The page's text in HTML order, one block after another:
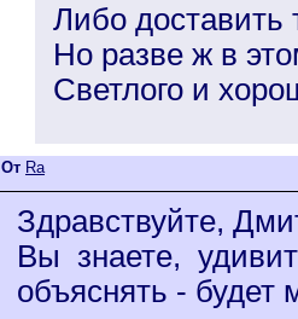
Либо доставить
Но разве ж в
Светлого и
От Ra
Здравствуйте,
Вы знаете,
объяснять - будет